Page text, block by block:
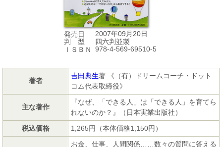
発売日
2007年09月20日
判 型
四六判並製
ＩＳＢＮ
978-4-569-69510-5
著者
吉田典生著 《（有）ドリームコーチ・ドット
コム代表取締役》
主な著作
『なぜ、「できる人」は「できる人」を育てら
れないのか？』（日本実業出版社）
税込価格
1,265円（本体価格1,150円）
お金、仕事、人間関係……数々の質問に答える